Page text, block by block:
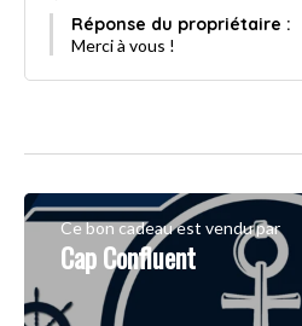
Réponse du propriétaire :
Merci à vous !
Ce bon cadeau est vendu par
Cap Confluent